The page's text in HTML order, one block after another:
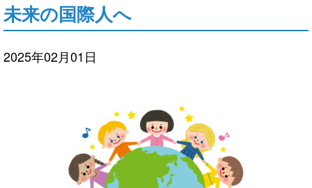
未来の国際人へ
2025年02月01日